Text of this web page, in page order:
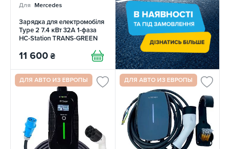
Для Mercedes
Зарядка для електромобіля
Type 2 7.4 кВт 32A 1-фаза
HC-Station TRANS-GREEN
11 600 ₴
ДЛЯ АВТО ИЗ ЕВРОПЫ ДЛЯ АВТО ИЗ ЕВРОПЫ